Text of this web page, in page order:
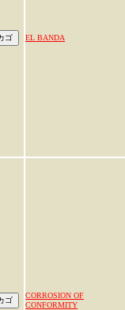
EL BANDA
CORROSION OF
CONFORMITY